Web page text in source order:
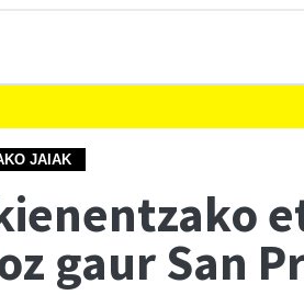
JAIAK
gaur San